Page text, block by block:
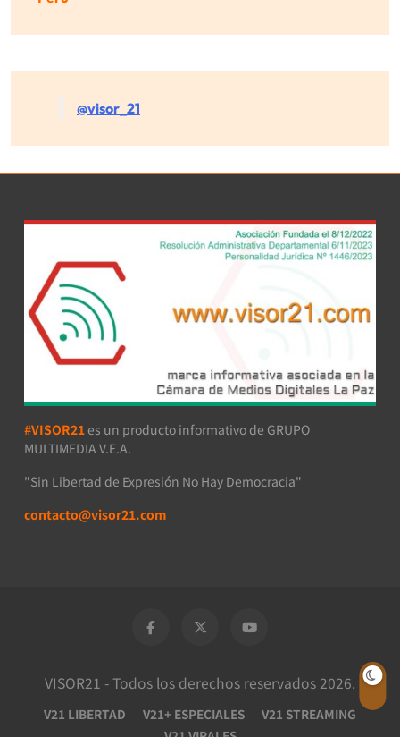
@visor_21
#VISOR21 es un producto informativo de GRUPO
MULTIMEDIA V.E.A.
"Sin Libertad de Expresión No Hay Democracia"
contacto@visor21.com
VISOR21 - Todos los derechos reservados 2026.
V21 LIBERTAD V21+ ESPECIALES
V21 STREAMING